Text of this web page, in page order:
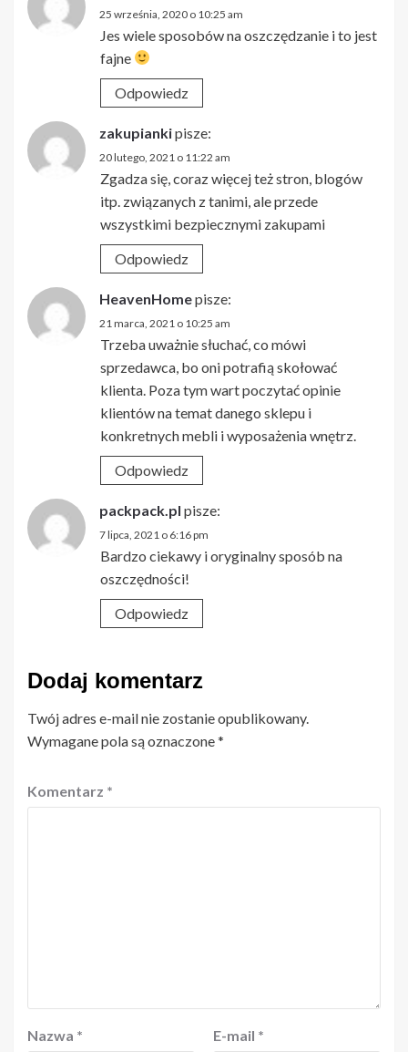
25 września, 2020 o 10:25 am
Jes wiele sposobów na oszczędzanie i to jest
fajne
Odpowiedz
zakupiankipisze:
20 lutego, 2021 o 11:22 am
Zgadza się, coraz więcej też stron, blogów
itp. związanych z tanimi, ale przede
wszystkimi bezpiecznymi zakupami
Odpowiedz
HeavenHomepisze:
21 marca, 2021 o 10:25 am
Trzeba uważnie słuchać, co mówi
sprzedawca, bo oni potrafią skołować
klienta. Poza tym wart poczytać opinie
klientów na temat danego sklepu i
konkretnych mebli i wyposażenia wnętrz.
Odpowiedz
packpack.pl pisze:
7 lipca, 2021 o 6:16 pm
Bardzo ciekawy i oryginalny sposób na
oszczędności!
Odpowiedz
Dodaj komentarz
Twój adres e-mail nie zostanie opublikowany.
Wymagane pola są oznaczone*
Komentarz *
Nazwa * E-mail *